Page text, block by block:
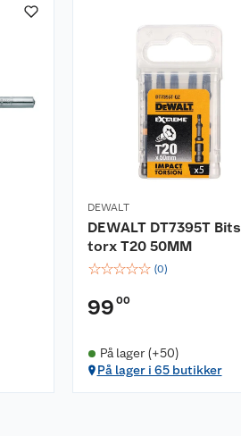
DEWALT
DEWALT DT7395T Bits
torx T20 50MM
☆☆☆☆☆ (0)
99 00
På lager (+50)
På lager i 65 butikker